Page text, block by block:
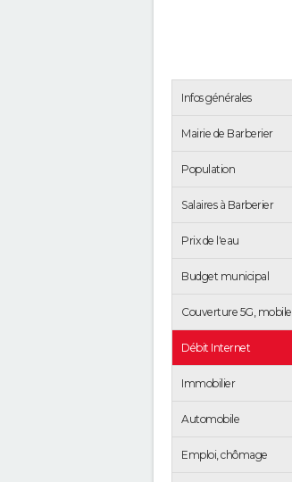
Infos générales
Mairie de Barberier
Population
Salaires à Barberier
Prix de l'eau
Budget municipal
Couverture 5G, mobile
Débit Internet
Immobilier
Automobile
Emploi, chômage